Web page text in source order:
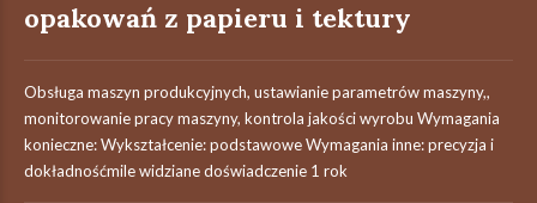
opakowań z papieru i tektury
Obsługa maszyn produkcyjnych, ustawianie parametrów maszyny,,
monitorowanie pracy maszyny, kontrola jakości wyrobu Wymagania
konieczne: Wykształcenie: podstawowe Wymagania inne: precyzja i
dokładnośćmile widziane doświadczenie 1 rok